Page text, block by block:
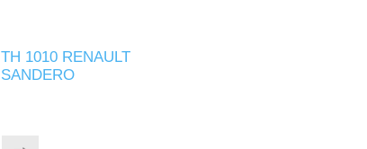
TH 1010 RENAULT
SANDERO